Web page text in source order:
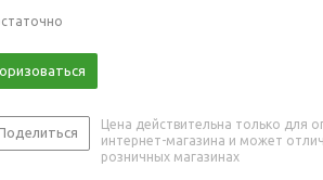
Цена действительна только для
интернет-магазина и может
розничных магазинах